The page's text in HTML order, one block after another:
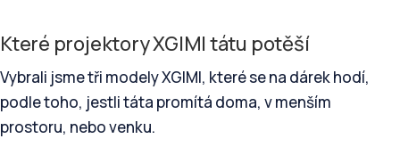
Které projektory XGIMI tátu potěší
Vybrali jsme tři modely XGIMI, které se na dárek hodí,
podle toho, jestli táta promítá doma, v menším
prostoru, nebo venku.